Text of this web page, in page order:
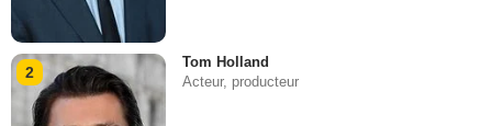
2
Tom Holland
Acteur, producteur